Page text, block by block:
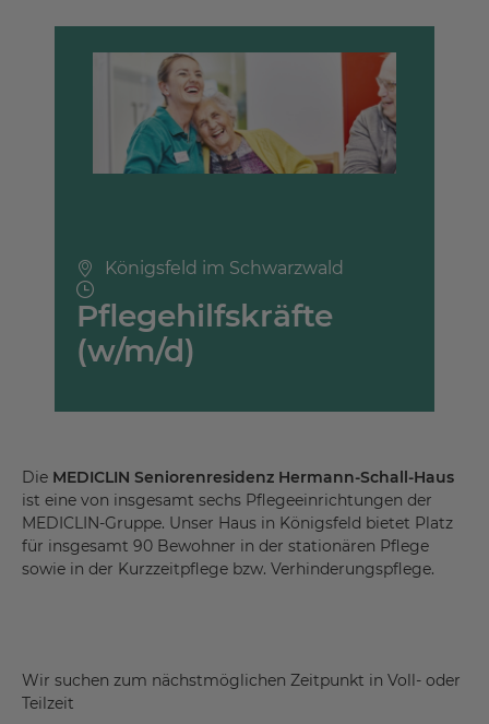
Königsfeld im Schwarzwald
Pflegehilfskräfte
(w/m/d)
Die MEDICLIN Seniorenresidenz Hermann-Schall-Haus
ist eine von insgesamt sechs Pflegeeinrichtungen der
MEDICLIN-Gruppe. Unser Haus in Königsfeld bietet Platz
für insgesamt 90 Bewohner in der stationären Pflege
sowie in der Kurzzeitpflege bzw. Verhinderungspflege.
Wir suchen zum nächstmöglichen Zeitpunkt in Voll- oder
Teilzeit